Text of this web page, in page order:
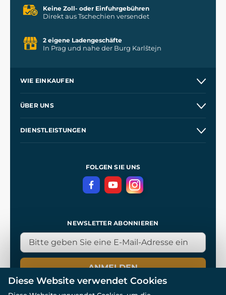
Keine Zoll- oder Einfuhrgebühren
Direkt aus Tschechien versendet
2 eigene Ladengeschäfte
In Prag und nahe der Burg Karlštejn
WIE EINKAUFEN
Großhandel
ÜBER UNS
DIENSTLEISTUNGEN
GeschäftsbedingungenFOLGEN SIE UNS
NEWSLETTER ABONNIEREN
ANMELDEN
Diese Website verwendet Cookies